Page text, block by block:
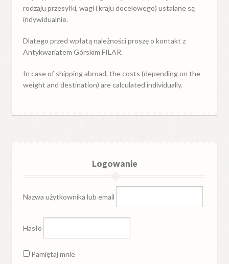
rodzaju przesyłki, wagi i kraju docelowego) ustalane są
indywidualnie.
Dlatego przed wpłatą należności proszę o kontakt z
Antykwariatem Górskim FILAR.
In case of shipping abroad, the costs (depending on the
weight and destination) are calculated individually.
Logowanie
Nazwa użytkownika lub email
Hasło
Pamiętaj mnie